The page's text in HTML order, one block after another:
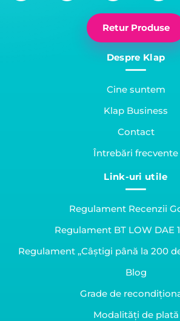
Retur Produse
Despre Klap
Cine suntem
Klap Business
Contact
Întrebări frecvente
Link-uri utile
Regulament Recenzii
Regulament BT LOW DAE
Regulament „Câștigi până la 200
Blog
Grade de
Modalități de plată